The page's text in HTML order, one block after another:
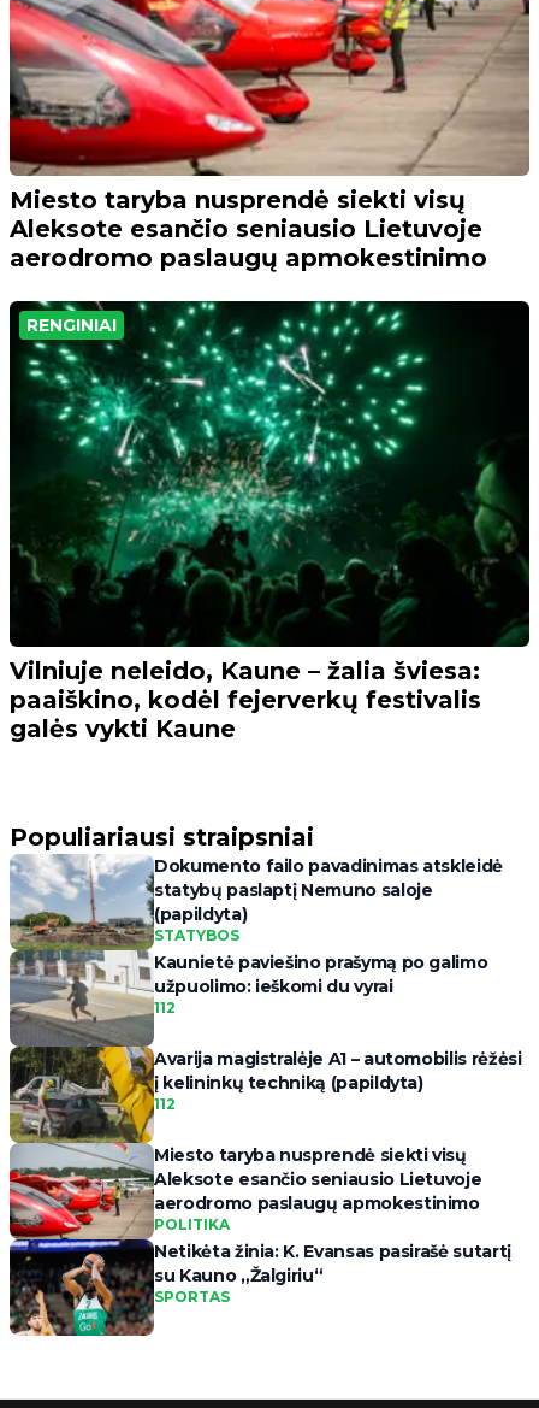
Miesto taryba nusprendė siekti visų
Aleksote esančio seniausio Lietuvoje
aerodromo paslaugų apmokestinimo
RENGINIAI
Vilniuje neleido, Kaune – žalia šviesa:
paaiškino, kodėl fejerverkų festivalis
galės vykti Kaune
Populiariausi straipsniai
Dokumento failo pavadinimas atskleidė
statybų paslaptį Nemuno saloje
(papildyta)
STATYBOS
Kaunietė paviešino prašymą po galimo
užpuolimo: ieškomi du vyrai
112
Avarija magistralėje A1 – automobilis rėžėsi
į kelininkų techniką (papildyta)
112
Miesto taryba nusprendė siekti visų
Aleksote esančio seniausio Lietuvoje
aerodromo paslaugų apmokestinimo
POLITIKA
Netikėta žinia: K. Evansas pasirašė sutartį
su Kauno „Žalgiriu“
SPORTAS